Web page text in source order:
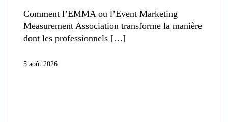
Comment l’EMMA ou l’Event Marketing
Measurement Association transforme la manière
dont les professionnels
5 août 2026